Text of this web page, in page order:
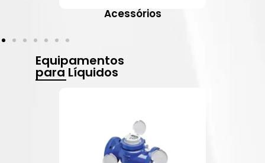
Acessórios
Equipamentos
para Líquidos